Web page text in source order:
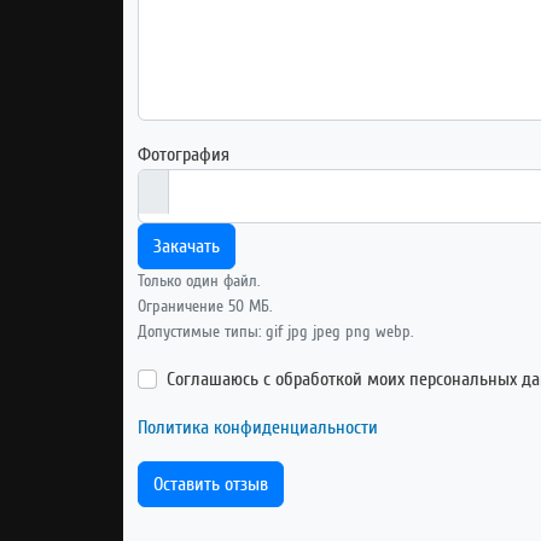
Фотография
Закачать
Только один файл.
Ограничение 50 МБ.
Допустимые типы: gif jpg jpeg png webp.
Соглашаюсь с обработкой моих персональных
Политика конфиденциальности
Оставить отзыв